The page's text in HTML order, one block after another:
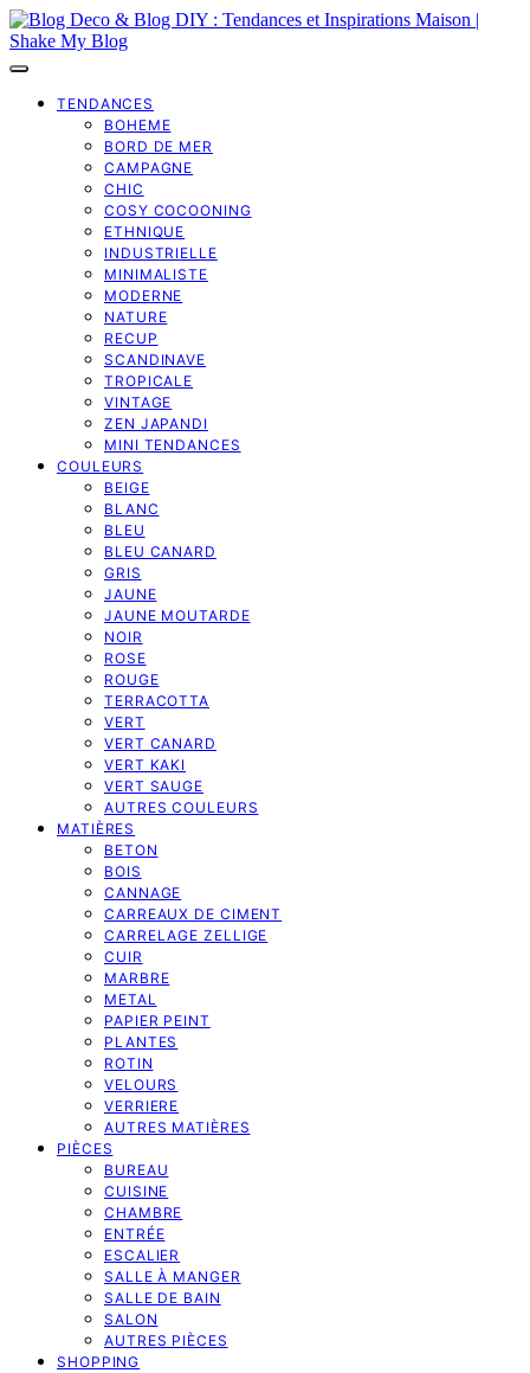
TENDANCES
BOHEME
BORD DE MER
CAMPAGNE
CHIC
COSY COCOONING
ETHNIQUE
INDUSTRIELLE
MINIMALISTE
MODERNE
NATURE
RECUP
SCANDINAVE
TROPICALE
VINTAGE
ZEN JAPANDI
MINI TENDANCES
COULEURS
BEIGE
BLANC
BLEU
BLEU CANARD
GRIS
JAUNE
JAUNE MOUTARDE
NOIR
ROSE
ROUGE
TERRACOTTA
VERT
VERT CANARD
VERT KAKI
VERT SAUGE
AUTRES COULEURS
MATIÈRES
BETON
BOIS
CANNAGE
CARREAUX DE CIMENT
CARRELAGE ZELLIGE
CUIR
MARBRE
METAL
PAPIER PEINT
PLANTES
ROTIN
VELOURS
VERRIERE
AUTRES MATIÈRES
PIÈCES
BUREAU
CUISINE
CHAMBRE
ENTRÉE
ESCALIER
SALLE À MANGER
SALLE DE BAIN
SALON
AUTRES PIÈCES
SHOPPING